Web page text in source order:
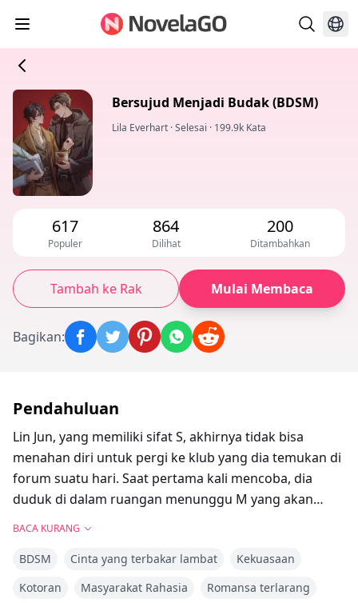
Bersujud Menjadi Budak (BDSM)
Lila Everhart ·Selesai · 199.9k Kata
617
Populer
864
Dilihat
200
Ditambahkan
Tambah ke Rak Mulai Membaca
Bagikan:
Pendahuluan
Lin Jun, yang memiliki sifat S, akhirnya tidak bisa
menahan diri untuk pergi ke klub yang dia temukan di
forum suatu hari. Saat pertama kali mencoba, dia
duduk di dalam ruangan menunggu M yang akan
dipenuhi rasa malu dan ketakutan yang besar. Dalam
sekejap, dia merasa dunianya mungkin akan runtuh...
BACA KURANG
BDSM Cinta yang terbakar lambat
Kekuasaan
Kotoran
Masyarakat Rahasia
Romansa terlarang